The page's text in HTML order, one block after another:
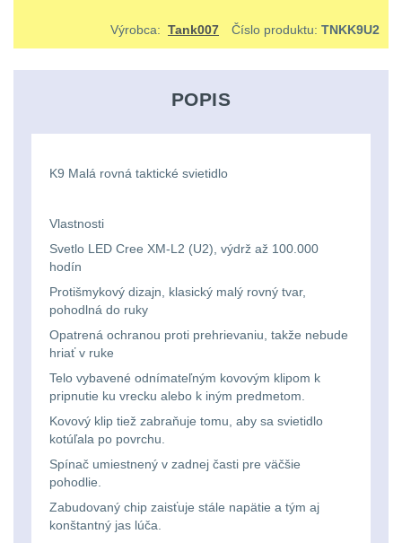
510
990
1000
2000
Nad
2000
Svítilny
pro
AA/AAA/14500
tašky
Brašne
tašky
Ledvinky
Duffle
bagy
Univerzalní
tašky
Přepravne
tašky
Popruhy
poutka
Velký
vzdálenosti
Multi-
range
Krátka
střední
vzdálenost
Monokuláry
Ponča
šátky
Chrániče
sluchu
Nášivky
Ostatní
Svítilny pro
AA/AAA/14500 Li-Ion
baterie3
Svítilny pro 26650
baterie1
Svítilny pro CR123A
nebo Li-ion 16340
baterie5
Čelové svetlá - čelovky 3
Taktické svietidlá10
Lucerny a kempingové
lampy1
Výrobca: Tank007 Číslo produktu: TNKK9U2
POPIS
K9 Malá rovná taktické svietidlo
Vlastnosti
Svetlo LED Cree XM-L2 (U2), výdrž až 100.000
hodín
Protišmykový dizajn, klasický malý rovný tvar,
pohodlná do ruky
Opatrená ochranou proti prehrievaniu, takže nebude
hriať v ruke
Telo vybavené odnímateľným kovovým klipom k
pripnutie ku vrecku alebo k iným predmetom.
Kovový klip tiež zabraňuje tomu, aby sa svietidlo
kotúľala po povrchu.
Spínač umiestnený v zadnej časti pre väčšie
pohodlie.
Zabudovaný chip zaisťuje stále napätie a tým aj
konštantný jas lúča.